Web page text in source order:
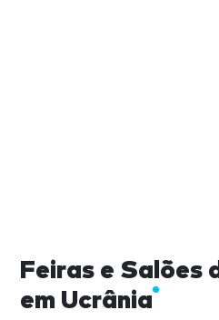
Feiras e Salões
em Ucrânia